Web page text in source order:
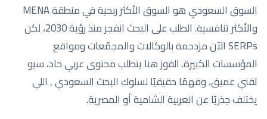
السوق السعودي هو السوق الأكثر ربحية في منطقة MENA
والأكثر تنافسية. الطلب على البحث انفجر منذ رؤية 2030، لكن
SERPs الآن مزدحمة بالوكالات والمجمّعات ومواقع
المؤسسات الكبيرة. الفوز هنا يتطلب محتوى عربي حاد، سيو
تقني عميق، وفهمًا حقيقيًا لسلوك البحث السعودي , اللي
يختلف جذريًا عن العربية الشامية أو المصرية.